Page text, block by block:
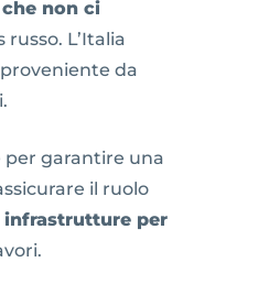
non ci
L’Italia
da
per garantire una
il ruolo
infrastrutture per